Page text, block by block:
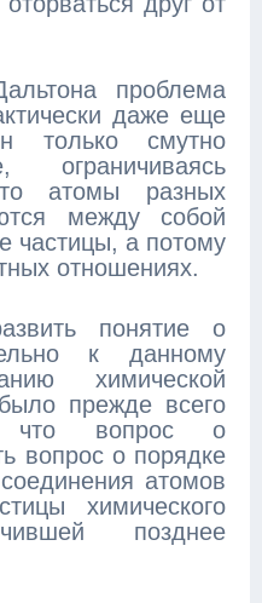
проблема
даже еще
только смутно
ограничиваясь
атомы разных
между собой
частицы, а потому
отношениях.
понятие о
к данному
химической
прежде всего
что вопрос о
вопрос о порядке
атомов
химического
позднее